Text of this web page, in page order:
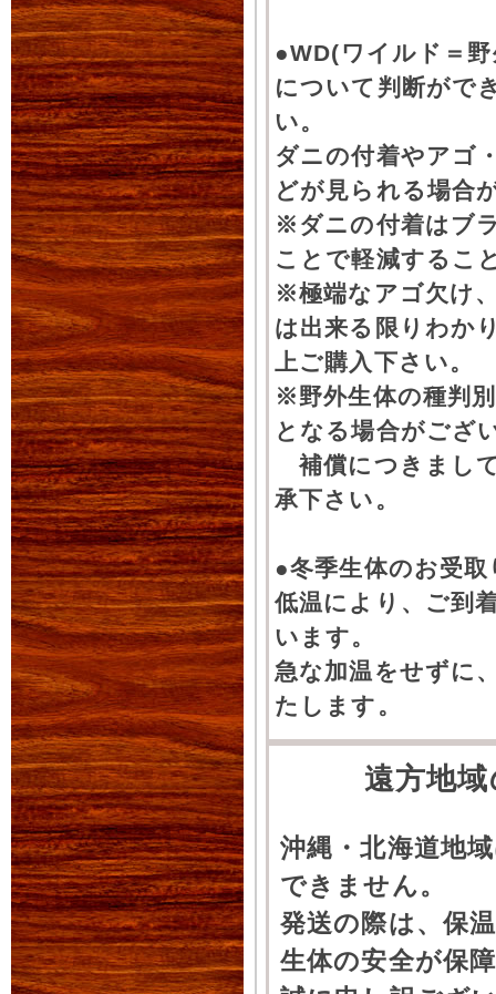
●WD(ワイルド＝
について判断がで
い。
ダニの付着やアゴ
どが見られる場合
※ダニの付着はブ
ことで軽減するこ
※極端なアゴ欠け
は出来る限りわか
上ご購入下さい。
※野外生体の種判
となる場合がござ
補償につきまし
承下さい。
●冬季生体のお受
低温により、ご到
います。
急な加温をせずに
たします。
遠方地
沖縄・北海道地
できません。
発送の際は、保
生体の安全が保